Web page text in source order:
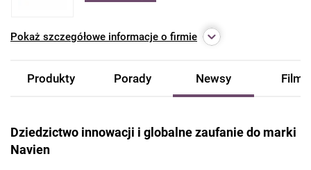
Pokaż szczegółowe informacje o firmie
Produkty Porady Newsy Filmy
Dziedzictwo innowacji i globalne zaufanie do marki
Navien